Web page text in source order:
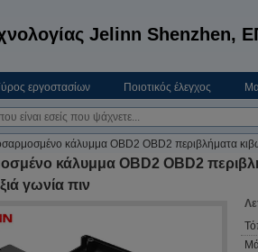
Jelinn Shenzhen,
εργοστασίων Ποιοτικός έλεγχος
κάλυμμα OBD2 OBD2 περιβλήματα
κάλυμμα OBD2 OBD2
γωνία πιν